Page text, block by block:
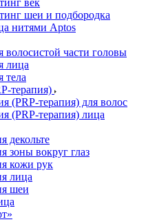
век
шеи и подбородка
нитями Aptos
волосистой части головы
лица
тела
терапия)
(PRP-терапия) для волос
(PRP-терапия) лица
декольте
зоны вокруг глаз
кожи рук
лица
шеи